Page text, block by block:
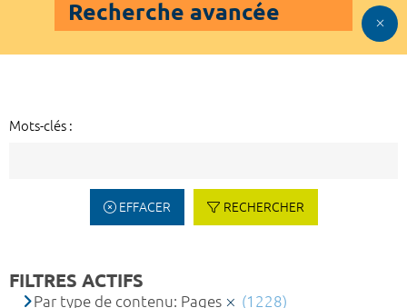
Recherche avancée
Mots-clés :
EFFACER RECHERCHER
FILTRES ACTIFS
Par type de contenu: Pages (1228)